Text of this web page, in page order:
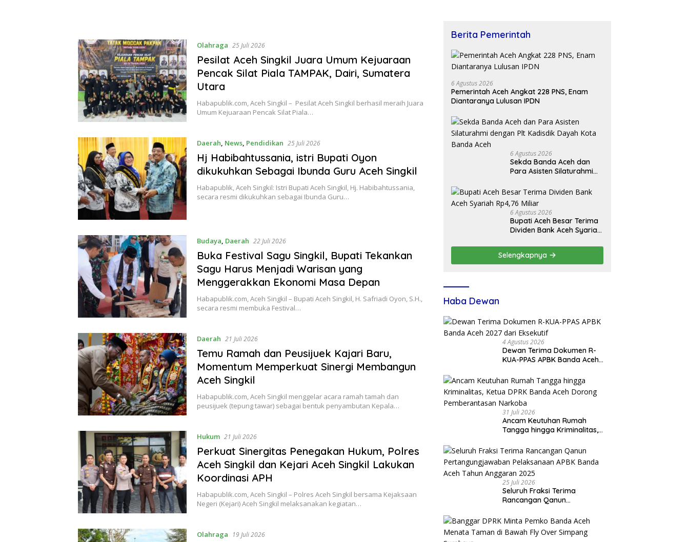
Olahraga 25 Juli 2026
Pesilat Aceh Singkil Juara Umum Kejuaraan
Pencak Silat Piala TAMPAK, Dairi, Sumatera
Utara
Habapublik.com, Aceh Singkil – Pesilat Aceh Singkil berhasil meraih Juara
Umum Kejuaraan Pencak Silat Piala…
Daerah, News, Pendidikan 25 Juli 2026
Hj Habibahtussania, istri Bupati Oyon
dikukuhkan Sebagai Ibunda Guru Aceh Singkil
Habapublik, Aceh Singkil: Istri Bupati Aceh Singkil, Hj. Habibahtussania,
secara resmi dikukuhkan sebagai Ibunda Guru…
Budaya, Daerah 22 Juli 2026
Buka Festival Sagu Singkil, Bupati Tekankan
Sagu Harus Menjadi Warisan yang
Menggerakkan Ekonomi Masa Depan
Habapublik.com, Aceh Singkil – Bupati Aceh Singkil, H. Safriadi Oyon, S.H.,
secara resmi membuka Festival…
Daerah 21 Juli 2026
Temu Ramah dan Peusijuek Kajari Baru,
Momentum Memperkuat Sinergi Membangun
Aceh Singkil
Habapublik.com, Aceh Singkil menggelar acara ramah tamah dan
peusijuek (tepung tawar) sebagai bentuk penyambutan Kepala…
Hukum 21 Juli 2026
Perkuat Sinergitas Penegakan Hukum, Polres
Aceh Singkil dan Kejari Aceh Singkil Lakukan
Koordinasi APH
Habapublik.com, Aceh Singkil – Polres Aceh Singkil bersama Kejaksaan
Negeri (Kejari) Aceh Singkil melaksanakan kegiatan…
Olahraga 19 Juli 2026
Berita Pemerintah
6 Agustus 2026
Pemerintah Aceh Angkat 228 PNS, Enam
Diantaranya Lulusan IPDN
6 Agustus 2026
Sekda Banda Aceh dan
Para Asisten Silaturahmi
Kota Banda Aceh
6 Agustus 2026
Bupati Aceh Besar Terima
Dividen Bank Aceh Syariah
Selengkapnya
Haba Dewan
4 Agustus 2026
Dewan Terima Dokumen R-
KUA-PPAS APBK Banda Aceh
31 Juli 2026
Ancam Keutuhan Rumah
Tangga hingga Kriminalitas,
Dorong Pemberantasan
Narkoba
25 Juli 2026
Seluruh Fraksi Terima
Rancangan Qanun
Pelaksanaan APBK Banda Aceh
Tahun Anggaran 2025